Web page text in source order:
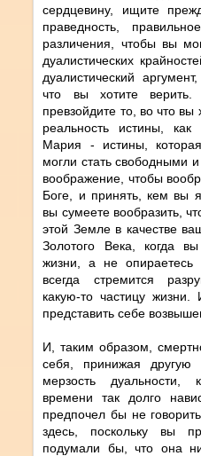
сердцевину, ищите
праведность,
различения, чтобы вы
дуалистических
дуалистический
что вы хотите верить.
превзойдите то, во что вы
реальность истины,
Мария - истины,
могли стать свободными
воображение, чтобы
Боге, и принять, кем вы
вы сумеете вообразить,
этой Земле в качестве
Золотого Века, когда
жизни, а не
всегда стремится
какую-то частицу
представить себе
И, таким образом,
себя, принижая
мерзость дуальности,
времени так долго
предпочел бы не
здесь, поскольку вы
подумали бы, что она